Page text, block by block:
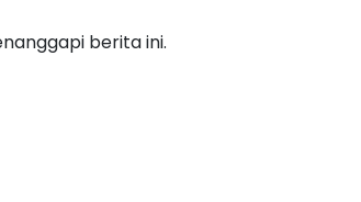
berita ini.